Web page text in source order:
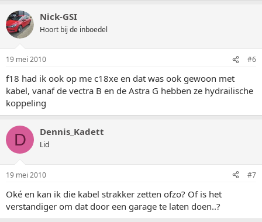
Nick-GSI
Hoort bij de inboedel
19 mei 2010 #6
f18 had ik ook op me c18xe en dat was ook gewoon met
kabel, vanaf de vectra B en de Astra G hebben ze hydrailische
koppeling
D Dennis_Kadett
Lid
19 mei 2010 #7
Oké en kan ik die kabel strakker zetten ofzo? Of is het
verstandiger om dat door een garage te laten doen..?